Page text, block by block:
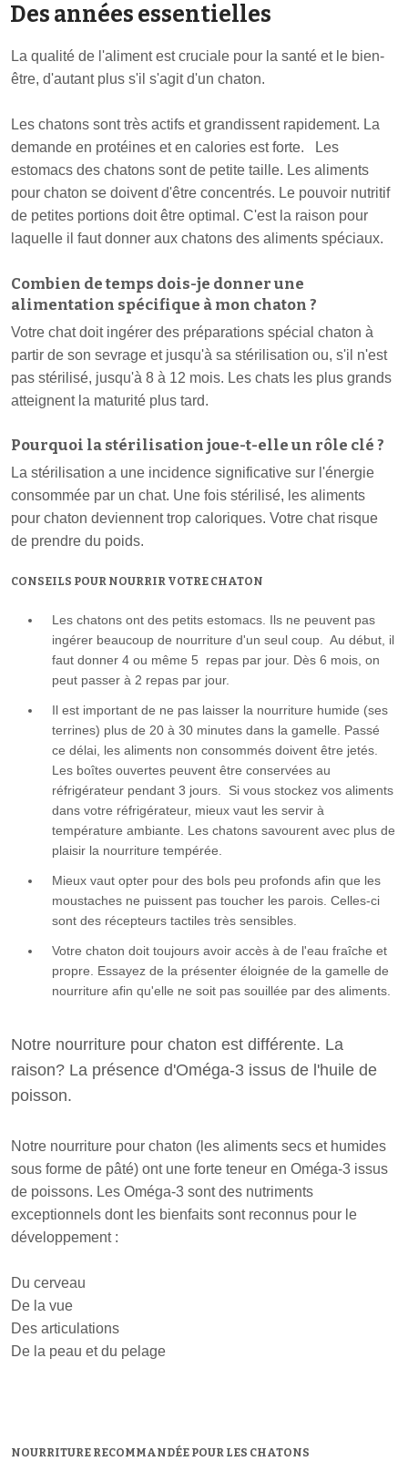
Des années essentielles
La qualité de l'aliment est cruciale pour la santé et le bien-
être, d'autant plus s'il s'agit d'un chaton.
Les chatons sont très actifs et grandissent rapidement. La
demande en protéines et en calories est forte. Les
estomacs des chatons sont de petite taille. Les aliments
pour chaton se doivent d'être concentrés. Le pouvoir nutritif
de petites portions doit être optimal. C'est la raison pour
laquelle il faut donner aux chatons des aliments spéciaux.
Combien de temps dois-je donner une
alimentation spécifique à mon chaton ?
Votre chat doit ingérer des préparations spécial chaton à
partir de son sevrage et jusqu'à sa stérilisation ou, s'il n'est
pas stérilisé, jusqu'à 8 à 12 mois. Les chats les plus grands
atteignent la maturité plus tard.
Pourquoi la stérilisation joue-t-elle un rôle clé ?
La stérilisation a une incidence significative sur l'énergie
consommée par un chat. Une fois stérilisé, les aliments
pour chaton deviennent trop caloriques. Votre chat risque
de prendre du poids.
CONSEILS POUR NOURRIR VOTRE CHATON
Les chatons ont des petits estomacs. Ils ne peuvent pas
ingérer beaucoup de nourriture d'un seul coup. Au début, il
faut donner 4 ou même 5 repas par jour. Dès 6 mois, on
peut passer à 2 repas par jour.
Il est important de ne pas laisser la nourriture humide (ses
terrines) plus de 20 à 30 minutes dans la gamelle. Passé
ce délai, les aliments non consommés doivent être jetés.
Les boîtes ouvertes peuvent être conservées au
réfrigérateur pendant 3 jours. Si vous stockez vos aliments
dans votre réfrigérateur, mieux vaut les servir à
température ambiante. Les chatons savourent avec plus de
plaisir la nourriture tempérée.
Mieux vaut opter pour des bols peu profonds afin que les
moustaches ne puissent pas toucher les parois. Celles-ci
sont des récepteurs tactiles très sensibles.
Votre chaton doit toujours avoir accès à de l'eau fraîche et
propre. Essayez de la présenter éloignée de la gamelle de
nourriture afin qu'elle ne soit pas souillée par des aliments.
Notre nourriture pour chaton est différente. La
raison? La présence d'Oméga-3 issus de l'huile de
poisson.
Notre nourriture pour chaton (les aliments secs et humides
sous forme de pâté) ont une forte teneur en Oméga-3 issus
de poissons. Les Oméga-3 sont des nutriments
exceptionnels dont les bienfaits sont reconnus pour le
développement :
Du cerveau
De la vue
Des articulations
De la peau et du pelage
NOURRITURE RECOMMANDÉE POUR LES CHATONS